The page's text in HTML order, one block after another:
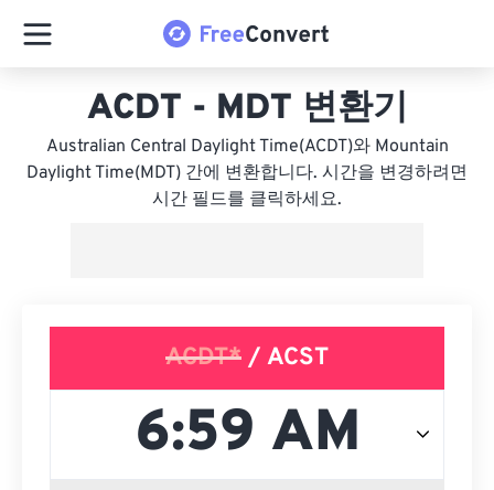
ACDT - MDT 변환기
Australian Central Daylight Time(ACDT)와 Mountain
Daylight Time(MDT) 간에 변환합니다. 시간을 변경하려면
시간 필드를 클릭하세요.
ACDT* / ACST